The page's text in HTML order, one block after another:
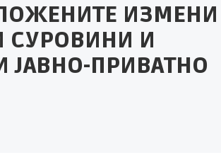
СУРОВИНИ И
ЈАВНО-ПРИВАТНО